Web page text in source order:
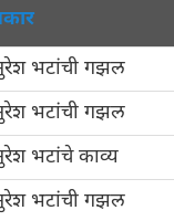
भटांची गझल
भटांची गझल
भटांचे काव्य
भटांची गझल